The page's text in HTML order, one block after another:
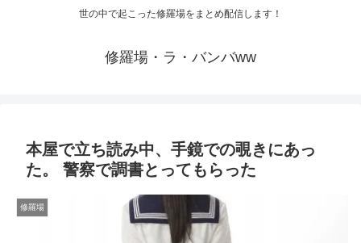
世の中で起こった修羅場をまとめ配信します！
修羅場・ラ・バンバww
本屋で立ち読み中、手鏡での覗きにあっ
た。 警察で調書とってもらった
修羅場